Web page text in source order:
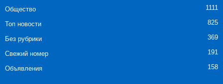
Общество 1111
Топ новости 825
Без рубрики 369
Свежий номер 191
Объявления 158